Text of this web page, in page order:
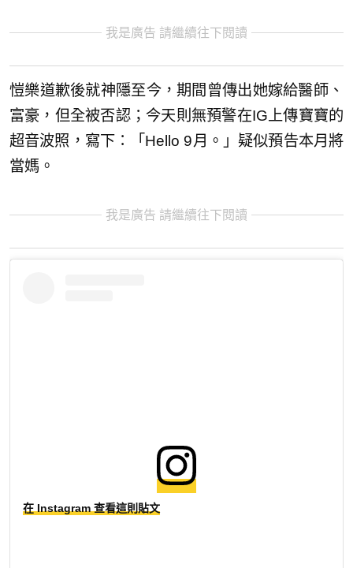
我是廣告 請繼續往下閱讀
愷樂道歉後就神隱至今，期間曾傳出她嫁給醫師、
富豪，但全被否認；今天則無預警在IG上傳寶寶的
超音波照，寫下：「Hello 9月。」疑似預告本月將
當媽。
我是廣告 請繼續往下閱讀
在 Instagram 查看這則貼文